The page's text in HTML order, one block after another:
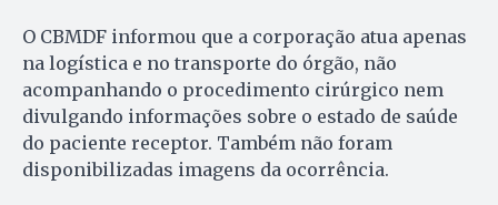
O CBMDF informou que a corporação atua apenas
na logística e no transporte do órgão, não
acompanhando o procedimento cirúrgico nem
divulgando informações sobre o estado de saúde
do paciente receptor. Também não foram
disponibilizadas imagens da ocorrência.